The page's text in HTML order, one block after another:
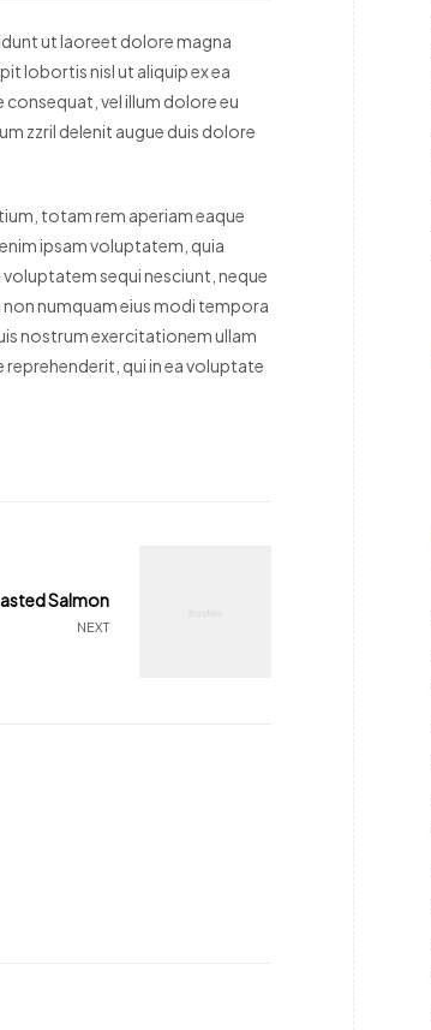
ut laoreet dolore magna
lobortis nisl ut aliquip ex ea
vel illum dolore eu
zzril delenit augue duis dolore
totam rem aperiam eaque
ipsam voluptatem, quia
sequi nesciunt, neque
numquam eius modi tempora
nostrum exercitationem ullam
qui in ea voluptate
NEXT
Salmon